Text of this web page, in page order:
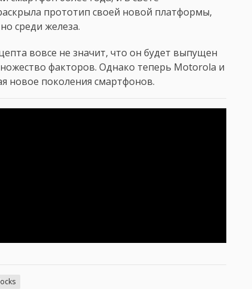
прототип своей новой платформы,
среди железа.
вовсе не значит, что он будет выпущен
факторов. Однако теперь Motorola и
новое поколения смартфонов.